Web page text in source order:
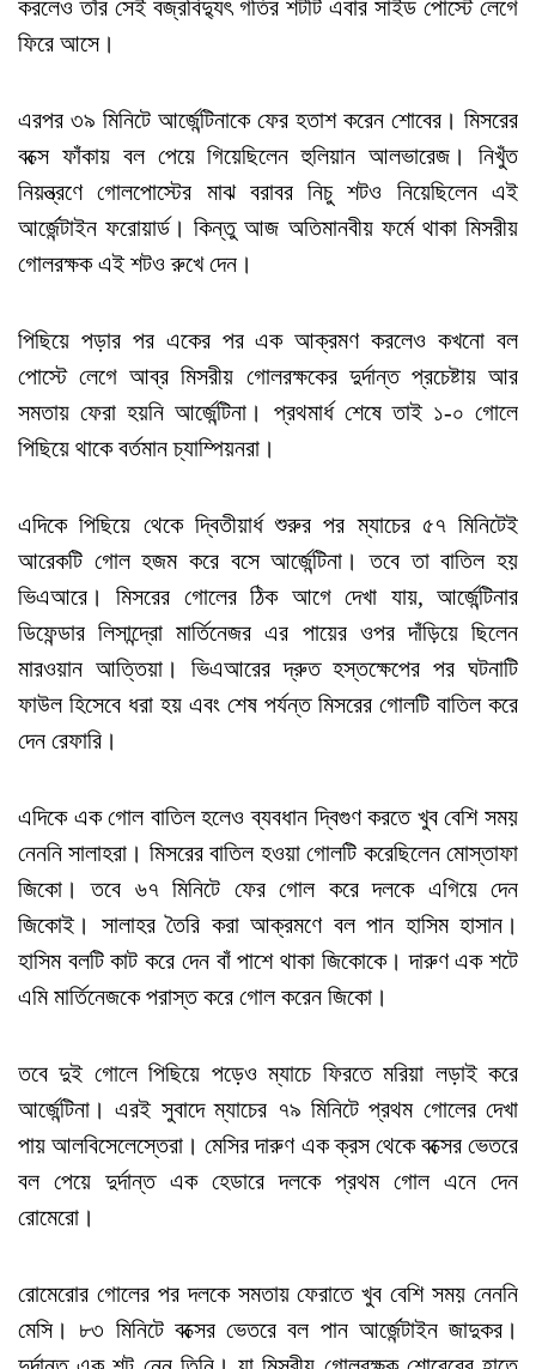
করলেও তাঁর সেই বজ্রবিদ্যুৎ গতির শটটি এবার সাইড পোস্টে লেগে
ফিরে আসে।
এরপর ৩৯ মিনিটে আর্জেন্টিনাকে ফের হতাশ করেন শোবের। মিসরের
বক্সে ফাঁকায় বল পেয়ে গিয়েছিলেন হুলিয়ান আলভারেজ। নিখুঁত
নিয়ন্ত্রণে গোলপোস্টের মাঝ বরাবর নিচু শটও নিয়েছিলেন এই
আর্জেন্টাইন ফরোয়ার্ড। কিন্তু আজ অতিমানবীয় ফর্মে থাকা মিসরীয়
গোলরক্ষক এই শটও রুখে দেন।
পিছিয়ে পড়ার পর একের পর এক আক্রমণ করলেও কখনো বল
পোস্টে লেগে আব্র মিসরীয় গোলরক্ষকের দুর্দান্ত প্রচেষ্টায় আর
সমতায় ফেরা হয়নি আর্জেন্টিনা। প্রথমার্ধ শেষে তাই ১-০ গোলে
পিছিয়ে থাকে বর্তমান চ্যাম্পিয়নরা।
এদিকে পিছিয়ে থেকে দ্বিতীয়ার্ধ শুরুর পর ম্যাচের ৫৭ মিনিটেই
আরেকটি গোল হজম করে বসে আর্জেন্টিনা। তবে তা বাতিল হয়
ভিএআরে। মিসরের গোলের ঠিক আগে দেখা যায়, আর্জেন্টিনার
ডিফেন্ডার লিসান্দ্রো মার্তিনেজর এর পায়ের ওপর দাঁড়িয়ে ছিলেন
মারওয়ান আত্তিয়া। ভিএআরের দ্রুত হস্তক্ষেপের পর ঘটনাটি
ফাউল হিসেবে ধরা হয় এবং শেষ পর্যন্ত মিসরের গোলটি বাতিল করে
দেন রেফারি।
এদিকে এক গোল বাতিল হলেও ব্যবধান দ্বিগুণ করতে খুব বেশি সময়
নেননি সালাহরা। মিসরের বাতিল হওয়া গোলটি করেছিলেন মোস্তাফা
জিকো। তবে ৬৭ মিনিটে ফের গোল করে দলকে এগিয়ে দেন
জিকোই। সালাহর তৈরি করা আক্রমণে বল পান হাসিম হাসান।
হাসিম বলটি কাট করে দেন বাঁ পাশে থাকা জিকোকে। দারুণ এক শটে
এমি মার্তিনেজকে পরাস্ত করে গোল করেন জিকো।
তবে দুই গোলে পিছিয়ে পড়েও ম্যাচে ফিরতে মরিয়া লড়াই করে
আর্জেন্টিনা। এরই সুবাদে ম্যাচের ৭৯ মিনিটে প্রথম গোলের দেখা
পায় আলবিসেলেস্তেরা। মেসির দারুণ এক ক্রস থেকে বক্সের ভেতরে
বল পেয়ে দুর্দান্ত এক হেডারে দলকে প্রথম গোল এনে দেন
রোমেরো।
রোমেরোর গোলের পর দলকে সমতায় ফেরাতে খুব বেশি সময় নেননি
মেসি। ৮৩ মিনিটে বক্সের ভেতরে বল পান আর্জেন্টাইন জাদুকর।